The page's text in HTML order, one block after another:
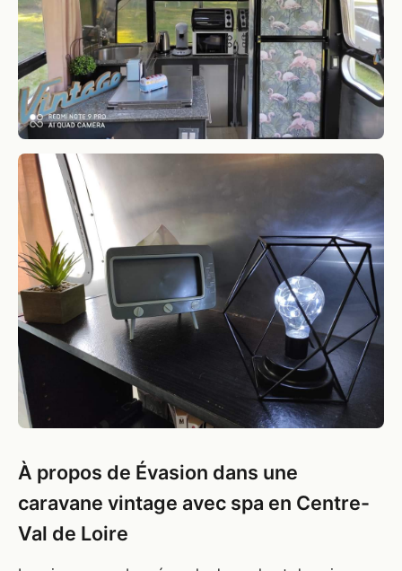
À propos de Évasion dans une
caravane vintage avec spa en Centre-
Val de Loire